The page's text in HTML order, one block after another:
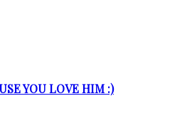
YOU LOVE HIM :)